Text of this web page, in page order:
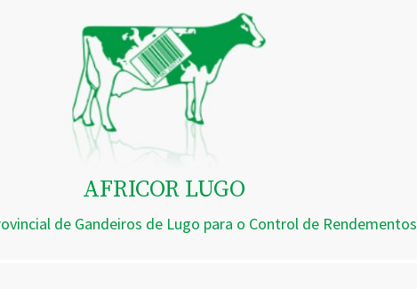
AFRICOR LUGO
de Gandeiros de Lugo para o Control de Rendementos